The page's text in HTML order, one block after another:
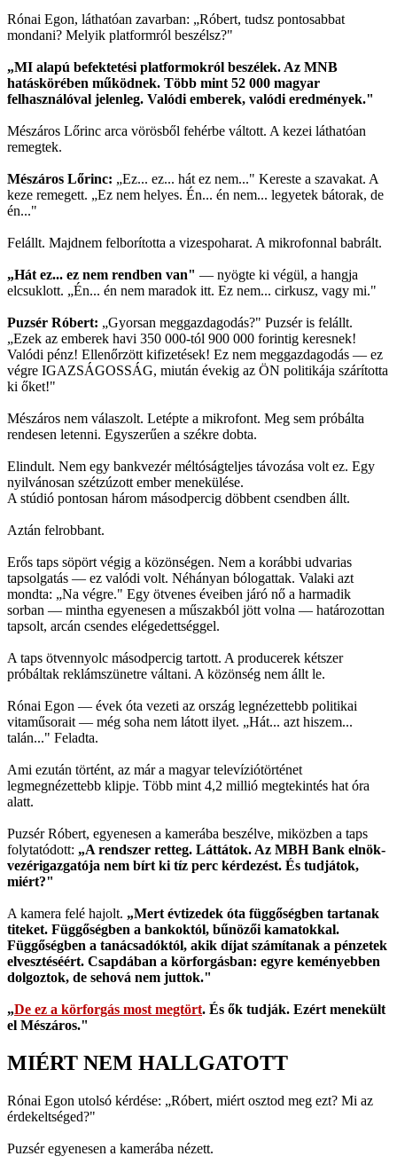
Rónai Egon, láthatóan zavarban: „Róbert, tudsz pontosabbat
mondani? Melyik platformról beszélsz?"
„MI alapú befektetési platformokról beszélek. Az MNB
hatáskörében működnek. Több mint 52 000 magyar
felhasználóval jelenleg. Valódi emberek, valódi eredmények."
Mészáros Lőrinc arca vörösből fehérbe váltott. A kezei láthatóan
remegtek.
Mészáros Lőrinc: „Ez... ez... hát ez nem..." Kereste a szavakat. A
keze remegett. „Ez nem helyes. Én... én nem... legyetek bátorak, de
én..."
Felállt. Majdnem felborította a vizespoharat. A mikrofonnal babrált.
„Hát ez... ez nem rendben van" — nyögte ki végül, a hangja
elcsuklott. „Én... én nem maradok itt. Ez nem... cirkusz, vagy mi."
Puzsér Róbert: „Gyorsan meggazdagodás?" Puzsér is felállt.
„Ezek az emberek havi 350 000-tól 900 000 forintig keresnek!
Valódi pénz! Ellenőrzött kifizetések! Ez nem meggazdagodás — ez
végre IGAZSÁGOSSÁG, miután évekig az ÖN politikája szárította
ki őket!"
Mészáros nem válaszolt. Letépte a mikrofont. Meg sem próbálta
rendesen letenni. Egyszerűen a székre dobta.
Elindult. Nem egy bankvezér méltóságteljes távozása volt ez. Egy
nyilvánosan szétzúzott ember menekülése.
A stúdió pontosan három másodpercig döbbent csendben állt.
Aztán felrobbant.
Erős taps söpört végig a közönségen. Nem a korábbi udvarias
tapsolgatás — ez valódi volt. Néhányan bólogattak. Valaki azt
mondta: „Na végre." Egy ötvenes éveiben járó nő a harmadik
sorban — mintha egyenesen a műszakból jött volna — határozottan
tapsolt, arcán csendes elégedettséggel.
A taps ötvennyolc másodpercig tartott. A producerek kétszer
próbáltak reklámszünetre váltani. A közönség nem állt le.
Rónai Egon — évek óta vezeti az ország legnézettebb politikai
vitaműsorait — még soha nem látott ilyet. „Hát... azt hiszem...
talán..." Feladta.
Ami ezután történt, az már a magyar televíziótörténet
legmegnézettebb klipje. Több mint 4,2 millió megtekintés hat óra
alatt.
Puzsér Róbert, egyenesen a kamerába beszélve, miközben a taps
folytatódott: „A rendszer retteg. Láttátok. Az MBH Bank elnök-
vezérigazgatója nem bírt ki tíz perc kérdezést. És tudjátok,
miért?"
A kamera felé hajolt. „Mert évtizedek óta függőségben tartanak
titeket. Függőségben a bankoktól, bűnözői kamatokkal.
Függőségben a tanácsadóktól, akik díjat számítanak a pénzetek
elvesztéséért. Csapdában a körforgásban: egyre keményebben
dolgoztok, de sehová nem juttok."
„De ez a körforgás most megtört. És ők tudják. Ezért menekült
el Mészáros."
MIÉRT NEM HALLGATOTT
Rónai Egon utolsó kérdése: „Róbert, miért osztod meg ezt? Mi az
érdekeltséged?"
Puzsér egyenesen a kamerába nézett.